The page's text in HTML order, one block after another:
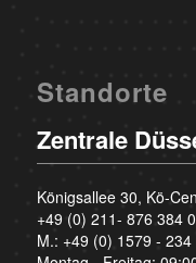
Standorte
Zentrale
Königsallee 30, Kö-
+49 (0) 211- 876 384 0
M.: +49 (0) 1579 - 234